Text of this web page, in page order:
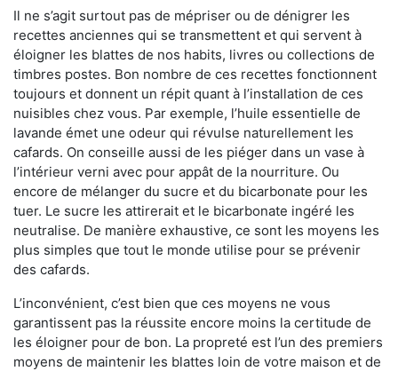
Il ne s’agit surtout pas de mépriser ou de dénigrer les
recettes anciennes qui se transmettent et qui servent à
éloigner les blattes de nos habits, livres ou collections de
timbres postes. Bon nombre de ces recettes fonctionnent
toujours et donnent un répit quant à l’installation de ces
nuisibles chez vous. Par exemple, l’huile essentielle de
lavande émet une odeur qui révulse naturellement les
cafards. On conseille aussi de les piéger dans un vase à
l’intérieur verni avec pour appât de la nourriture. Ou
encore de mélanger du sucre et du bicarbonate pour les
tuer. Le sucre les attirerait et le bicarbonate ingéré les
neutralise. De manière exhaustive, ce sont les moyens les
plus simples que tout le monde utilise pour se prévenir
des cafards.
L’inconvénient, c’est bien que ces moyens ne vous
garantissent pas la réussite encore moins la certitude de
les éloigner pour de bon. La propreté est l’un des premiers
moyens de maintenir les blattes loin de votre maison et de